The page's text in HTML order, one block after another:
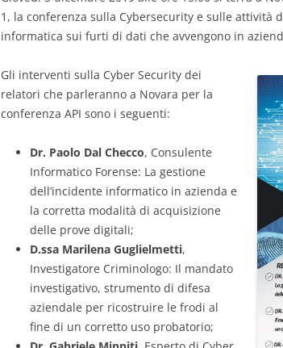
1, la conferenza sulla Cybersecurity e sulle attività
informatica sui furti di dati che avvengono in
Gli interventi sulla Cyber Security dei
relatori che parleranno a Novara per la
conferenza API sono i seguenti:
Dr. Paolo Dal Checco, Consulente
Informatico Forense: La gestione
dell’incidente informatico in azienda e
la corretta modalità di acquisizione
delle prove digitali;
D.ssa Marilena Guglielmetti,
Investigatore Criminologo: Il mandato
investigativo, strumento di difesa
aziendale per ricostruire le frodi al
fine di un corretto uso probatorio;